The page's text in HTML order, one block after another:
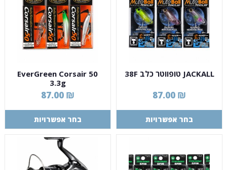
JACKALL טופווטר כלב 38F
87.00 ₪
בחר אפשרויות
EverGreen Corsair 50
3.3g
87.00 ₪
בחר אפשרויות